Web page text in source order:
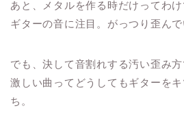
あと、メタルを作る時だけってわけ
ギターの音に注目。がっつり歪んで
でも、決して音割れする汚い歪み方
激しい曲ってどうしてもギターを
ち。